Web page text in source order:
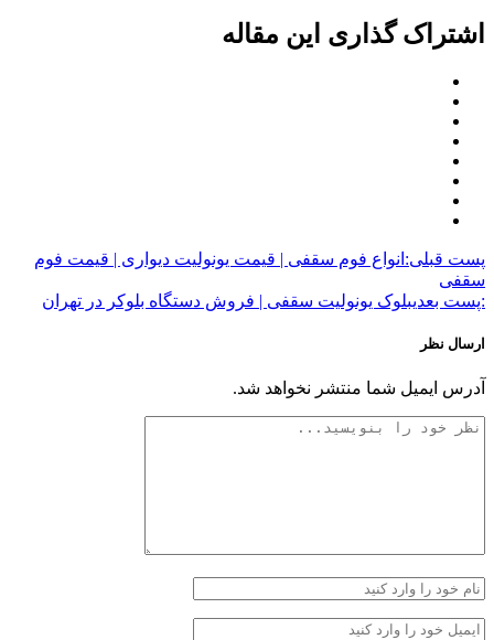
اشتراک گذاری این مقاله
پست قبلی: انواع فوم سقفی | قیمت یونولیت دیواری | قیمت فوم
سقفی
:پست بعدیبلوک یونولیت سقفی | فروش دستگاه بلوکر در تهران
ارسال نظر
آدرس ایمیل شما منتشر نخواهد شد.